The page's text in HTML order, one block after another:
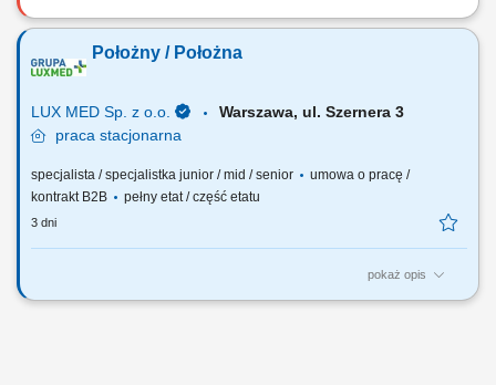
Opis stanowiska Realizacja procedur medycznych i profilaktycznych w
pobieranie cytologii. Koordynowanie planu opieki nad ciężarnymi oraz
prowadzenie działań z zakresu promocji zdrowia i profilaktyki chorób
Położny / Położna
LUX MED Sp. z o.o.
Warszawa, ul. Szernera 3
praca stacjonarna
specjalista / specjalistka junior / mid / senior
umowa o pracę /
kontrakt B2B
pełny etat / część etatu
3 dni
pokaż opis
Nasze oczekiwania wobec Ciebie: wykształcenie min. średnie